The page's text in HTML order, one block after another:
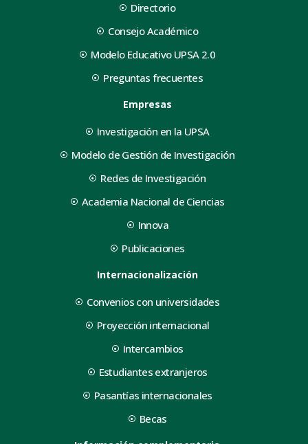
Directorio
Consejo Académico
Modelo Educativo UPSA 2.0
Preguntas frecuentes
Empresas
Investigación en la UPSA
Modelo de Gestión de Investigación
Redes de Investigación
Academia Nacional de Ciencias
Innova
Publicaciones
Internacionalización
Convenios con universidades
Proyección internacional
Intercambios
Estudiantes extranjeros
Pasantías internacionales
Becas